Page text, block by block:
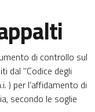
di controllo sul
dal "Codice degli
) per l’affidamento di
secondo le soglie